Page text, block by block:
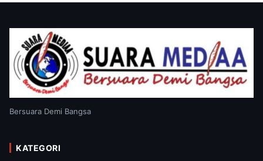
Bersuara Demi Bangsa
KATEGORI